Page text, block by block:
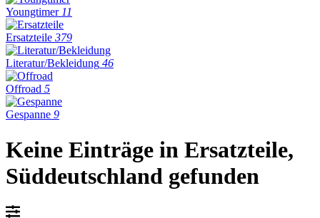
Youngtimer 11
Ersatzteile 379
Literatur/Bekleidung 46
Offroad 5
Gespanne 9
Keine Einträge in Ersatzteile,
Süddeutschland gefunden